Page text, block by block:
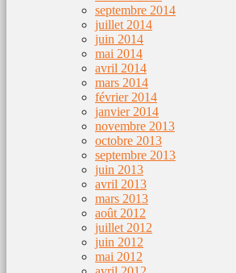
septembre 2014
juillet 2014
juin 2014
mai 2014
avril 2014
mars 2014
février 2014
janvier 2014
novembre 2013
octobre 2013
septembre 2013
juin 2013
avril 2013
mars 2013
août 2012
juillet 2012
juin 2012
mai 2012